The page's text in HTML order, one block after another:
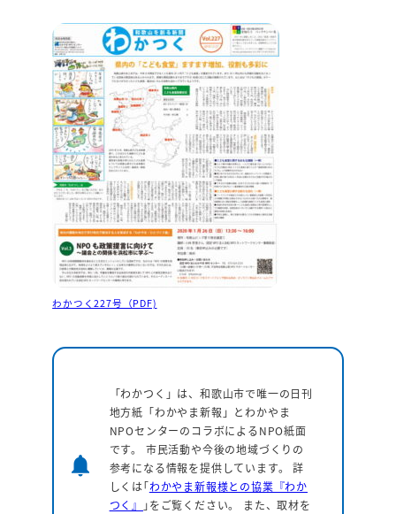
わかつく227号（PDF)
notifications
「わかつく」は、和歌山市で唯一の日刊
地方紙「わかやま新報」とわかやま
NPOセンターのコラボによるNPO紙面
です。 市民活動や今後の地域づくりの
参考になる情報を提供しています。詳
しくは｢わかやま新報様との協業『わか
つく』
｣をご覧ください。 また、取材を